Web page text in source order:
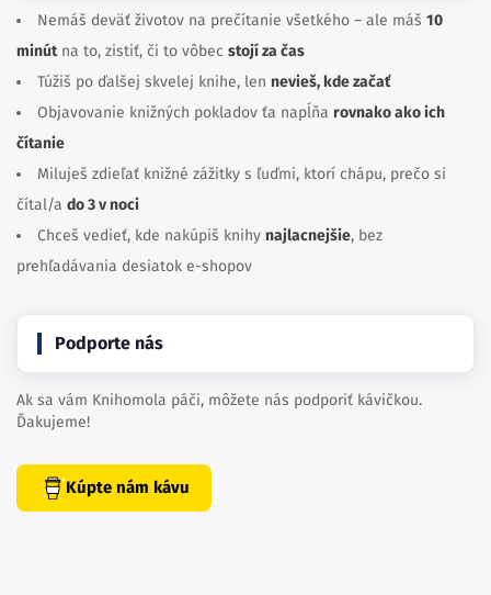
Nemáš deväť životov na prečítanie všetkého – ale máš 10
minútna to, zistiť, či to vôbec stojí za čas
Túžiš po ďalšej skvelej knihe, len nevieš, kde začať
Objavovanie knižných pokladov ťa napĺňa rovnako ako ich
čítanie
Miluješ zdieľať knižné zážitky s ľuďmi, ktorí chápu, prečo si
čítal/a do 3 v noci
Chceš vedieť, kde nakúpiš knihy najlacnejšie, bez
prehľadávania desiatok e-shopov
Podporte nás
Ak sa vám Knihomola páči, môžete nás podporiť kávičkou.
Ďakujeme!
Kúpte nám kávu